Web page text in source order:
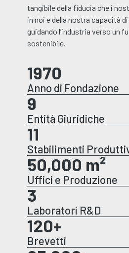
tangibile della fiducia che i
in noi e della nostra capacità
guidando l’industria verso un
sostenibile.
Anno di Fondazione
1970
Entità Giuridiche
9
Stabilimenti
11
Uffici e Produzione
50,000 m²
Laboratori R&D
3
Brevetti
120+